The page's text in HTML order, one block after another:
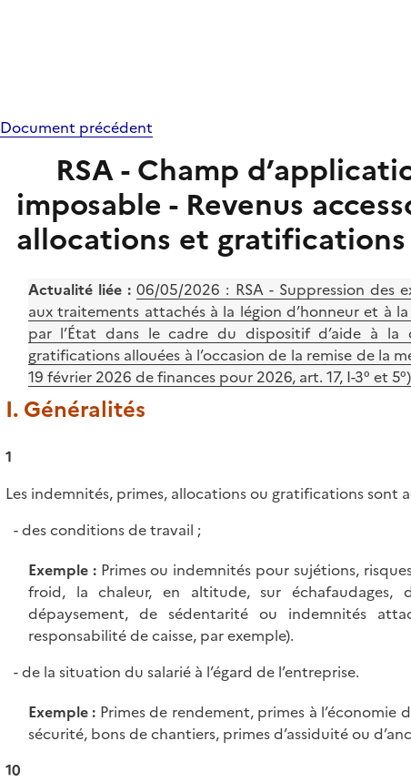
Document précédent
RSA - Champ
imposable - Revenus
allocations et gratifications
Actualité liée :06/05/2026 : RSA - Suppression des
aux traitements attachés à la légion d’honneur et à
par l’État dans le cadre du dispositif d’aide à
gratifications allouées à l’occasion de la remise de la
19 février 2026 de finances pour 2026, art. 17, I-3° et 5°)
I. Généralités
1
Les indemnités, primes, allocations ou gratifications sont
des conditions de travail ;
Exemple :Primes ou indemnités pour sujétions,
froid, la chaleur, en altitude, sur échafaudages,
dépaysement, de sédentarité ou indemnités
responsabilité de caisse, par exemple).
de la situation du salarié à l’égard de l’entreprise.
Exemple : Primes de rendement, primes à l’économie
sécurité, bons de chantiers, primes d’assiduité ou
10